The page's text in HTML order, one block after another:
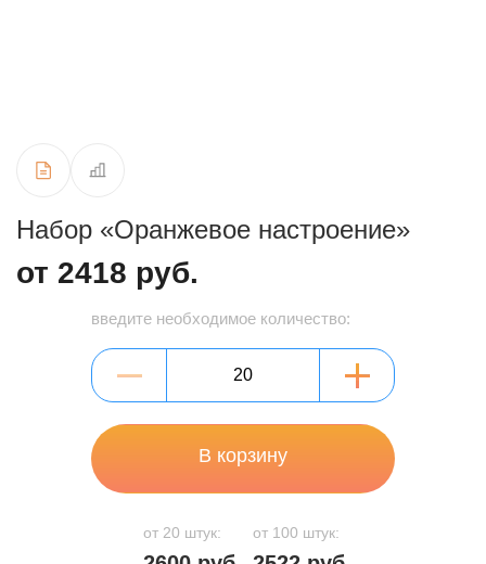
Набор «Оранжевое настроение»
от 2418 руб.
введите необходимое количество:
В корзину
от 20 штук: от 100 штук: